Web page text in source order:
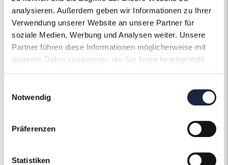
analysieren. Außerdem geben wir Informationen zu Ihrer
Verwendung unserer Website an unsere Partner für
soziale Medien, Werbung und Analysen weiter. Unsere
Partner führen diese Informationen möglicherweise mit
weiteren Daten zusammen, die Sie ihnen bereitgestellt
Notwendig
Präferenzen
Statistiken
Steinqualität VS1
Edelsteinfarbe Diamant
Ringweite in mm 57